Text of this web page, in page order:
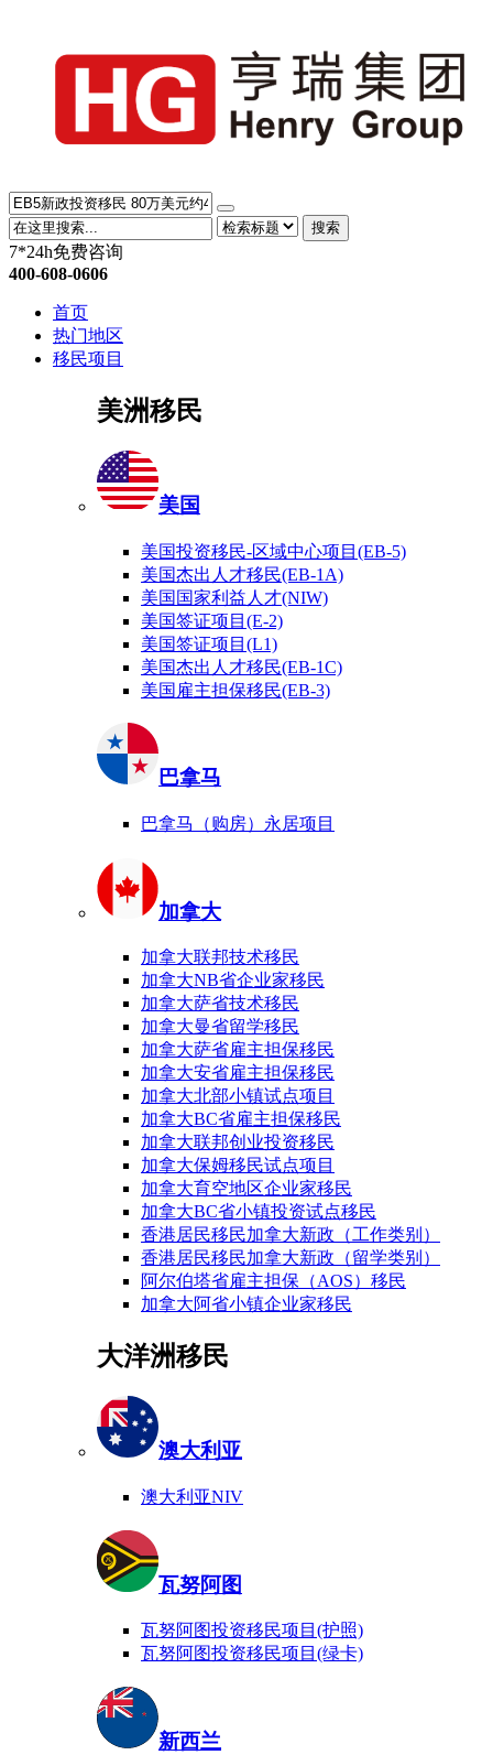
搜索
7*24h免费咨询
400-608-0606
首页
热门地区
移民项目
美洲移民
美国
美国投资移民-区域中心项目(EB-5)
美国杰出人才移民(EB-1A)
美国国家利益人才(NIW)
美国签证项目(E-2)
美国签证项目(L1)
美国杰出人才移民(EB-1C)
美国雇主担保移民(EB-3)
巴拿马
巴拿马（购房）永居项目
加拿大
加拿大联邦技术移民
加拿大NB省企业家移民
加拿大萨省技术移民
加拿大曼省留学移民
加拿大萨省雇主担保移民
加拿大安省雇主担保移民
加拿大北部小镇试点项目
加拿大BC省雇主担保移民
加拿大联邦创业投资移民
加拿大保姆移民试点项目
加拿大育空地区企业家移民
加拿大BC省小镇投资试点移民
香港居民移民加拿大新政（工作类别）
香港居民移民加拿大新政（留学类别）
阿尔伯塔省雇主担保（AOS）移民
加拿大阿省小镇企业家移民
大洋洲移民
澳大利亚
澳大利亚NIV
瓦努阿图
瓦努阿图投资移民项目(护照)
瓦努阿图投资移民项目(绿卡)
新西兰